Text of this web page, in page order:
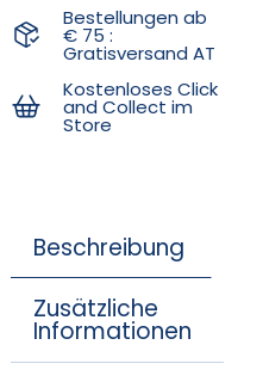
Bestellungen ab
€ 75 :
Gratisversand AT
Kostenloses Click
and Collect im
Store
Beschreibung
Zusätzliche
Informationen